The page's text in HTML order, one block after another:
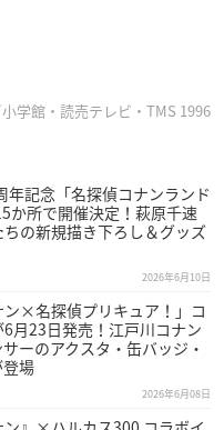
学館・読売テレビ・TMS 1996
年記念「名探偵コナンランド
か所で開催決定！萩原千速
の新規描き下ろし＆グッズ
2026年6月10日
ン×名探偵プリキュア！」コ
6月23日発売！江戸川コナン
ーのアクスタ・缶バッジ・
場
2026年6月08日